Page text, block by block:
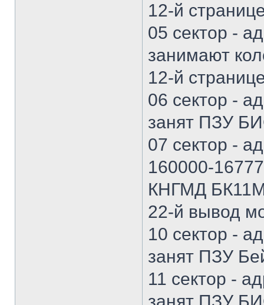
12-й
05 сектор -
занимают
12-й
06 сектор -
занят ПЗУ
07 сектор -
160000-
КНГМД
22-й вывод
10 сектор -
занят ПЗУ
11 сектор -